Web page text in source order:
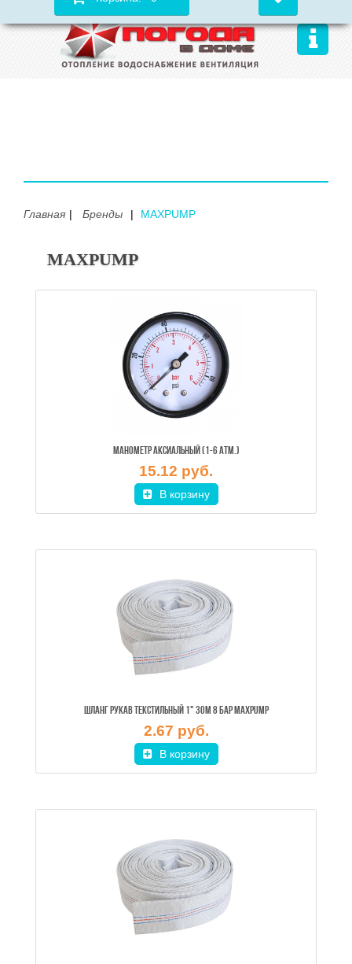
Главная Бренды MAXPUMP
MAXPUMP
МАНОМЕТР АКСИАЛЬНЫЙ (1-6 АТМ.)
15.12 руб.
В корзину
ШЛАНГ РУКАВ ТЕКСТИЛЬНЫЙ 1" 30M 8 БАР MAXPUMP
2.67 руб.
В корзину